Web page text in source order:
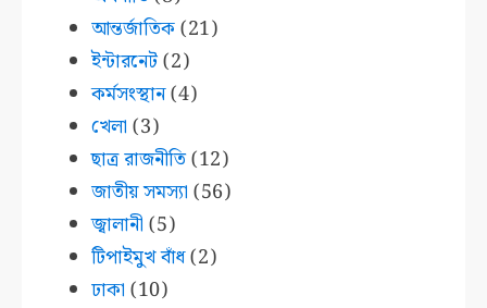
আন্তর্জাতিক(21)
ইন্টারনেট(2)
কর্মসংস্থান(4)
খেলা (3)
ছাত্র রাজনীতি(12)
জাতীয় সমস্যা (56)
জ্বালানী (5)
টিপাইমুখ বাঁধ(2)
ঢাকা (10)